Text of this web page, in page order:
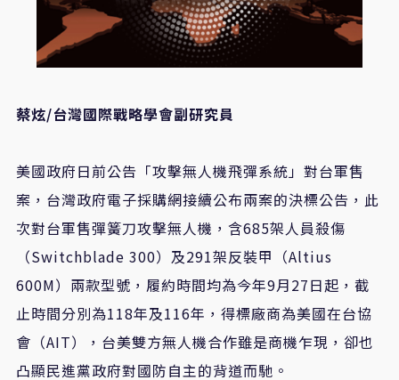
蔡炫/台灣國際戰略學會副研究員
美國政府日前公告「攻擊無人機飛彈系統」對台軍售
案，台灣政府電子採購網接續公布兩案的決標公告，此
次對台軍售彈簧刀攻擊無人機，含685架人員殺傷
（Switchblade 300）及291架反裝甲（Altius
600M）兩款型號，履約時間均為今年9月27日起，截
止時間分別為118年及116年，得標廠商為美國在台協
會（AIT），台美雙方無人機合作雖是商機乍現，卻也
凸顯民進黨政府對國防自主的背道而馳。